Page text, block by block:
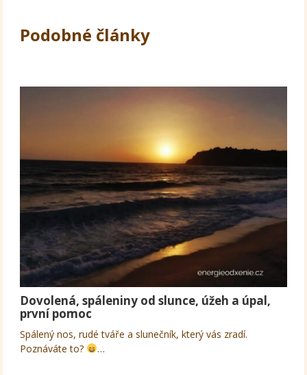
Podobné články
Dovolená, spáleniny od slunce, úžeh a úpal,
první pomoc
Spálený nos, rudé tváře a slunečník, který vás zradí.
Poznáváte to?
…